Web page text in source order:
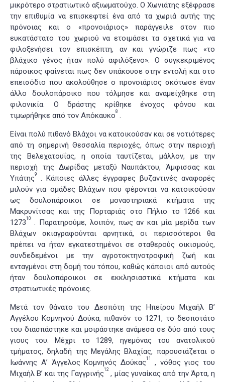
μικρότερο στρατιωτικό αξιωματούχο. Ο Χωνιάτης εξέφρασε
την επιθυμία να επισκεφτεί ένα από τα χωριά αυτής της
πρόνοιας και ο «προνοιάριος» παράγγειλε στον πιο
ευκατάστατο του χωριού να ετοιμάσει τα σχετικά για να
φιλοξενήσει τον επισκέπτη, αν και γνώριζε πως «το
βλάχικο γένος ήταν πολύ αφιλόξενο». Ο συγκεκριμένος
πάροικος φαίνεται πως δεν υπάκουσε στην εντολή και στο
επεισόδιο που ακολούθησε ο προνοιάριος σκότωσε έναν
άλλο δουλοπάροικο που τόλμησε και αναμείχθηκε στη
φιλονικία. Ο δράστης κρίθηκε ένοχος φόνου και
τιμωρήθηκε από τον Απόκαυκο8 .
Είναι πολύ πιθανό Βλάχοι να κατοικούσαν και σε νοτιότερες
από τη σημερινή Θεσσαλία περιοχές, όπως στην περιοχή
της Βελεχατουΐας, η οποία ταυτίζεται, μάλλον, με την
περιοχή της Δωρίδας μεταξύ Ναυπάκτου, Άμφισσας και
Υπάτης9
. Κάποιες άλλες έγγραφες βυζαντινές αναφορές
μιλούν για ομάδες Βλάχων που φέρονται να κατοικούσαν
ως δουλοπάροικοι σε μοναστηριακά κτήματα της
Μακρυνίτσας και της Πορταριάς στο Πήλιο το 1266 και
127310
. Παρατηρούμε, λοιπόν, πως αν και μία μερίδα των
Βλάχων σκιαγραφούνται αρνητικά, οι περισσότεροι θα
πρέπει να ήταν εγκατεστημένοι σε σταθερούς οικισμούς,
συνδεδεμένοι με την αγροτοκτηνοτροφική ζωή και
ενταγμένοι στη δομή του τόπου, καθώς κάποιοι από αυτούς
ήταν δουλοπάροικοι σε εκκλησιαστικά κτήματα και
στρατιωτικές πρόνοιες.
Μετά τον θάνατο του Δεσπότη της Ηπείρου Μιχαήλ Β’
Αγγέλου Κομνηνού Δούκα, πιθανόν το 1271, το δεσποτάτο
του διασπάστηκε και μοιράστηκε ανάμεσα σε δύο από τους
γιους του. Μέχρι το 1289, ηγεμόνας του ανατολικού
τμήματος, δηλαδή της Μεγάλης Βλαχίας, παρουσιάζεται ο
Ιωάννης Α’ Άγγελος Κομνηνός Δούκας11
, νόθος γιος του
Μιχαήλ Β’ και της Γαγγρινής12 , μίας γυναίκας από την Άρτα, η